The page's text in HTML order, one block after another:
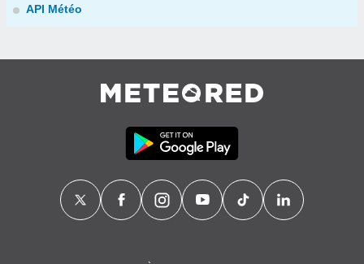
API Météo